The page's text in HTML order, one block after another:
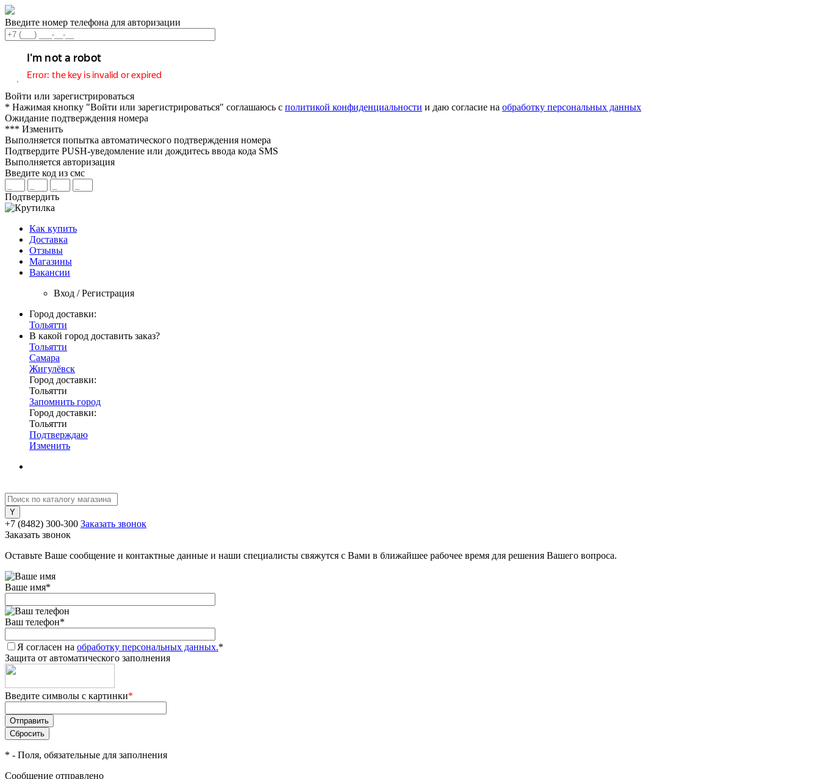
Введите номер телефона для авторизации
Войти или зарегистрироваться
* Нажимая кнопку "Войти или зарегистрироваться" соглашаюсь с политикой конфиденциальности и даю согласие на обработку персональных данных
Ожидание подтверждения номера
*** Изменить
Выполняется попытка автоматического подтверждения номера
Подтвердите PUSH-уведомление или дождитесь ввода кода SMS
Выполняется авторизация
Введите код из смс
Подтвердить
Как купить
Доставка
Отзывы
Магазины
Вакансии
Вход / Регистрация
Город доставки:
Тольятти
В какой город доставить заказ?
Тольятти
Самара
Жигулёвск
Город доставки:
Тольятти
Запомнить город
Город доставки:
Тольятти
Подтверждаю
Изменить
+7 (8482) 300-300 Заказать звонок
Заказать звонок
Оставьте Ваше сообщение и контактные данные и наши специалисты свяжутся с Вами в ближайшее рабочее время для решения Вашего вопроса.
Ваше имя*
Ваш телефон*
Я согласен на обработку персональных данных.*
Защита от автоматического заполнения
Введите символы с картинки*
* - Поля, обязательные для заполнения
Сообщение отправлено